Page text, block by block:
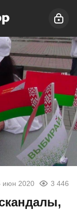
июн 2020 3 446